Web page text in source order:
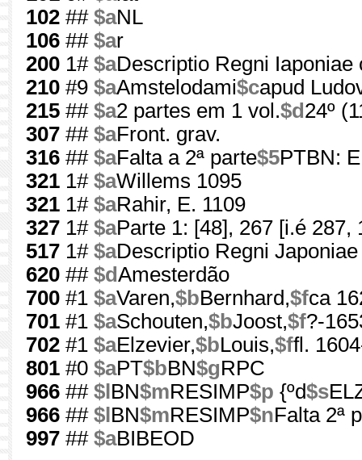
102 ## $aNL
106 ## $ar
200 1# $aDescriptio Regni
210 #9 $aAmstelodami$capud
215 ## $a2 partes em 1 vol.$d 24º
307 ## $aFront. grav.
316 ## $aFalta a 2ª parte$5PTBN:
321 1# $aWillems 1095
321 1# $aRahir, E. 1109
327 1# $aParte 1: [48], 267 [i.é 287,
517 1# $aDescriptio Regni Japoniae
620 ## $dAmesterdão
700 #1 $aVaren,$bBernhard,$fca
701 #1 $aSchouten,$bJoost,$f?-
702 #1 $aElzevier,$bLouis,$ffl.
801 #0 $aPT$bBN$gRPC
966 ## $l BN$mRESIMP$p {ºd$s
966 ## $l BN$mRESIMP$nFalta 2ª
997 ## $aBIBEOD